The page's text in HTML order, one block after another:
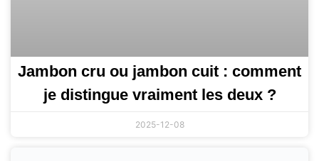
Jambon cru ou jambon cuit : comment
je distingue vraiment les deux ?
2025-12-08